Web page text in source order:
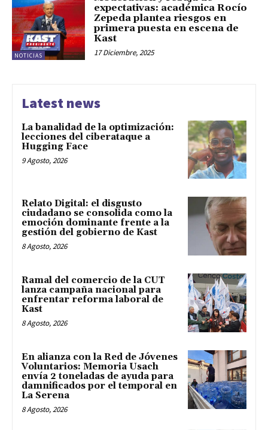
NOTICIAS
expectativas: académica Rocío
Zepeda plantea riesgos en
primera puesta en escena de
Kast
17 Diciembre, 2025
Latest news
La banalidad de la optimización:
lecciones del ciberataque a
Hugging Face
9 Agosto, 2026
Relato Digital: el disgusto
ciudadano se consolida como la
emoción dominante frente a la
gestión del gobierno de Kast
8 Agosto, 2026
Ramal del comercio de la CUT
lanza campaña nacional para
enfrentar reforma laboral de
Kast
8 Agosto, 2026
En alianza con la Red de Jóvenes
Voluntarios: Memoria Usach
envía 2 toneladas de ayuda para
damnificados por el temporal en
La Serena
8 Agosto, 2026